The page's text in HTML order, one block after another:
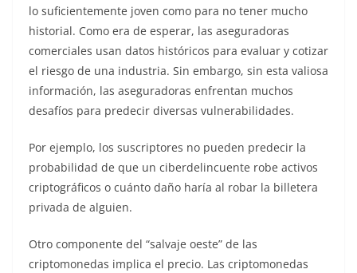
lo suficientemente joven como para no tener mucho
historial. Como era de esperar, las aseguradoras
comerciales usan datos históricos para evaluar y cotizar
el riesgo de una industria. Sin embargo, sin esta valiosa
información, las aseguradoras enfrentan muchos
desafíos para predecir diversas vulnerabilidades.
Por ejemplo, los suscriptores no pueden predecir la
probabilidad de que un ciberdelincuente robe activos
criptográficos o cuánto daño haría al robar la billetera
privada de alguien.
Otro componente del “salvaje oeste” de las
criptomonedas implica el precio. Las criptomonedas